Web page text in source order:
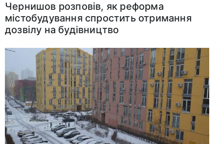
Чернишов розповів, як реформа
містобудування спростить отримання
дозвілу на будівництво